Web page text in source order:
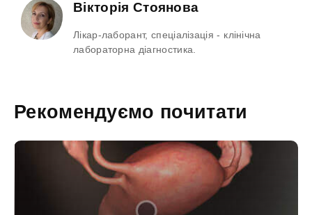
Вікторія Стоянова
Лікар-лаборант, спеціалізація - клінічна
лабораторна діагностика.
Рекомендуємо почитати